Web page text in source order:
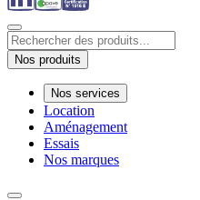
Nos produits
Nos services
Location
Aménagement
Essais
Nos marques